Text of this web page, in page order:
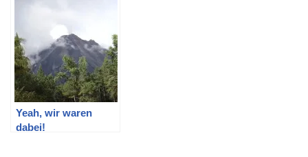
Yeah, wir waren
dabei!